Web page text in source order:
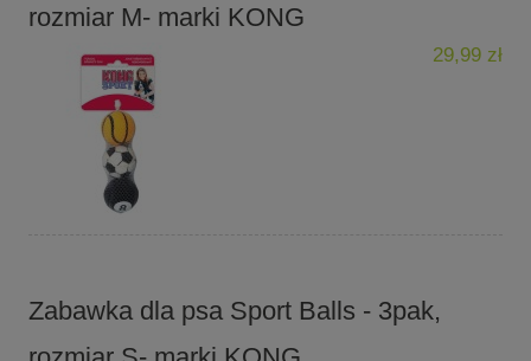
rozmiar M- marki KONG
29,99 zł
Zabawka dla psa Sport Balls - 3pak,